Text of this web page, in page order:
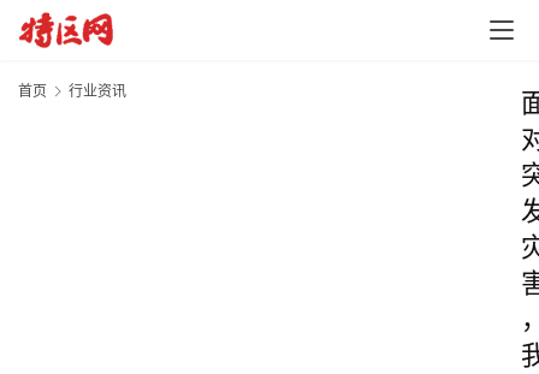
首页 行业资讯